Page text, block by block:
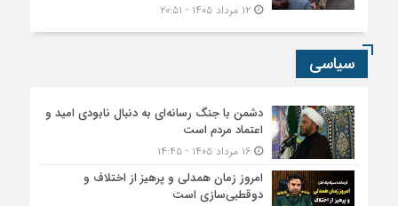
۱۲ مرداد ۱۴۰۵ - ۲۰:۵۱
سیاسی
دشمن با جنگ رسانه‌ای به دنبال نابودی امید و
اعتماد مردم است
۱۶ مرداد ۱۴۰۵ - ۱۴:۴۵
امروز زمان همدلی و پرهیز از اختلاف و
دوقطبی‌سازی است